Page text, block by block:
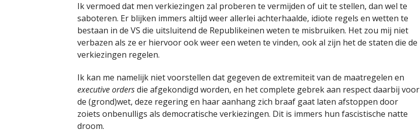
Ik vermoed dat men verkiezingen zal proberen te vermijden of uit te stellen, dan wel te
saboteren. Er blijken immers altijd weer allerlei achterhaalde, idiote regels en wetten te
bestaan in de VS die uitsluitend de Republikeinen weten te misbruiken. Het zou mij niet
verbazen als ze er hiervoor ook weer een weten te vinden, ook al zijn het de staten die de
verkiezingen regelen.
Ik kan me namelijk niet voorstellen dat gegeven de extremiteit van de maatregelen en
executive ordersdie afgekondigd worden, en het complete gebrek aan respect daarbij voor
de (grond)wet, deze regering en haar aanhang zich braaf gaat laten afstoppen door
zoiets onbenulligs als democratische verkiezingen. Dit is immers hun fascistische natte
droom.